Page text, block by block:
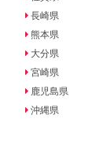
長崎県
熊本県
大分県
宮崎県
鹿児島県
沖縄県